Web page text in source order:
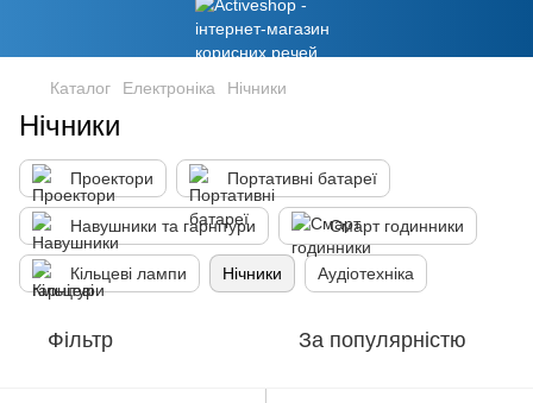
Каталог Електроніка Нічники
Нічники
Проектори Портативні батареї
Навушники та гарнітури Смарт годинники
Кільцеві лампи Нічники Аудіотехніка
Фільтр За популярністю